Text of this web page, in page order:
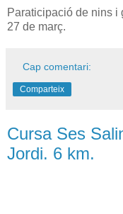
Paraticipació de nins i
27 de març.
Cap comentari:
Comparteix
Cursa Ses
Jordi. 6 km.